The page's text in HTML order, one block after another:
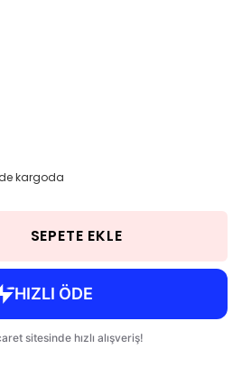
kargoda
SEPETE EKLE